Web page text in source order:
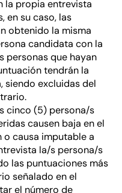
la propia entrevista
en su caso, las
obtenido la misma
candidata con la
personas que hayan
tendrán la
siendo excluidas del
cinco (5) persona/s
causen baja en el
causa imputable a
la/s persona/s
las puntuaciones más
señalado en el
el número de